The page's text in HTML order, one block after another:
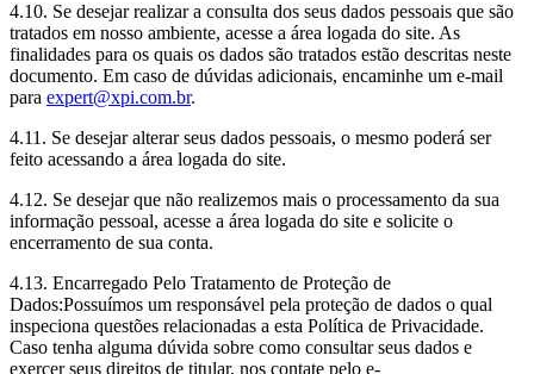
4.10. Se desejar realizar a consulta dos seus dados pessoais que são
tratados em nosso ambiente, acesse a área logada do site. As
finalidades para os quais os dados são tratados estão descritas neste
documento. Em caso de dúvidas adicionais, encaminhe um e-mail
para expert@xpi.com.br.
4.11. Se desejar alterar seus dados pessoais, o mesmo poderá ser
feito acessando a área logada do site.
4.12. Se desejar que não realizemos mais o processamento da sua
informação pessoal, acesse a área logada do site e solicite o
encerramento de sua conta.
4.13. Encarregado Pelo Tratamento de Proteção de
Dados:Possuímos um responsável pela proteção de dados o qual
inspeciona questões relacionadas a esta Política de Privacidade.
Caso tenha alguma dúvida sobre como consultar seus dados e
exercer seus direitos de titular, nos contate pelo e-